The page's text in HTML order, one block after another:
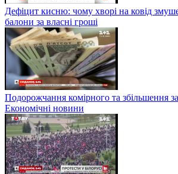
Дефіцит кисню: чому хворі на ковід
балони за власні гроші
Подорожчання комірного та збільшення
Економічні новини